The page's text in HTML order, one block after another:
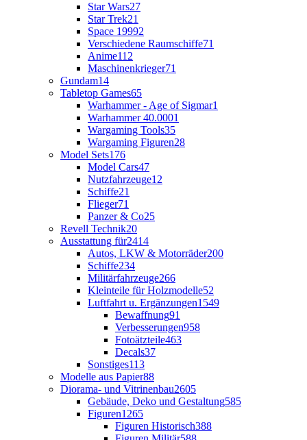
Star Wars27
Star Trek21
Space 19992
Verschiedene Raumschiffe71
Anime112
Maschinenkrieger71
Gundam14
Tabletop Games65
Warhammer - Age of Sigmar1
Warhammer 40.0001
Wargaming Tools35
Wargaming Figuren28
Model Sets176
Model Cars47
Nutzfahrzeuge12
Schiffe21
Flieger71
Panzer & Co25
Revell Technik20
Ausstattung für2414
Autos, LKW & Motorräder200
Schiffe234
Militärfahrzeuge266
Kleinteile für Holzmodelle52
Luftfahrt u. Ergänzungen1549
Bewaffnung91
Verbesserungen958
Fotoätzteile463
Decals37
Sonstiges113
Modelle aus Papier88
Diorama- und Vitrinenbau2605
Gebäude, Deko und Gestaltung585
Figuren1265
Figuren Historisch388